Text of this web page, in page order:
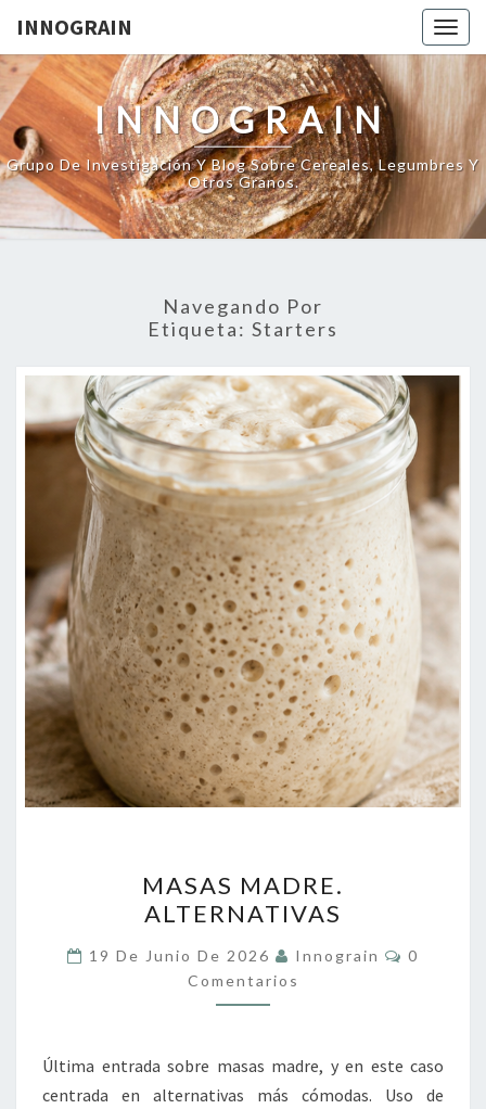
INNOGRAIN
INNOGRAIN
Grupo De Investigación Y Blog Sobre Cereales, Legumbres Y
Otros Granos.
Navegando Por
Etiqueta: Starters
MADRE.
ALTERNATIVAS
MASAS MADRE.
ALTERNATIVAS
19 De Junio De 2026 Innograin
0
Comentarios
Última entrada sobre masas madre, y en este caso
centrada en alternativas más cómodas. Uso de